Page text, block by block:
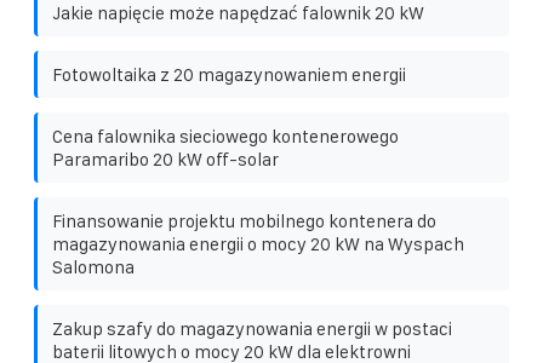
Jakie napięcie może napędzać falownik 20 kW
Fotowoltaika z 20 magazynowaniem energii
Cena falownika sieciowego kontenerowego
Paramaribo 20 kW off-solar
Finansowanie projektu mobilnego kontenera do
magazynowania energii o mocy 20 kW na Wyspach
Salomona
Zakup szafy do magazynowania energii w postaci
baterii litowych o mocy 20 kW dla elektrowni